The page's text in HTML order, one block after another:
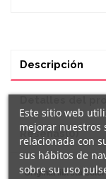
Descripción
Reseñas(0)
Originallibreta
Este sitio web
mejorar nuestros
relacionada con
sus hábitos de
sobre su uso